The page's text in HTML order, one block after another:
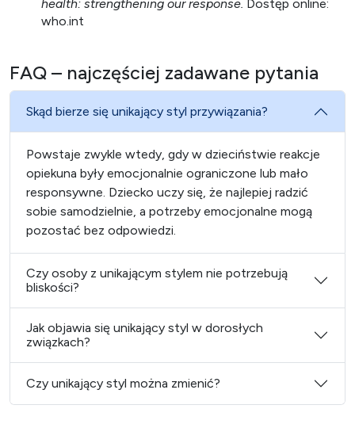
health: strengthening our response. Dostęp online:
who.int
FAQ – najczęściej zadawane pytania
Skąd bierze się unikający styl przywiązania?
Powstaje zwykle wtedy, gdy w dzieciństwie reakcje
opiekuna były emocjonalnie ograniczone lub mało
responsywne. Dziecko uczy się, że najlepiej radzić
sobie samodzielnie, a potrzeby emocjonalne mogą
pozostać bez odpowiedzi.
Czy osoby z unikającym stylem nie potrzebują
bliskości?
Jak objawia się unikający styl w dorosłych
związkach?
Czy unikający styl można zmienić?